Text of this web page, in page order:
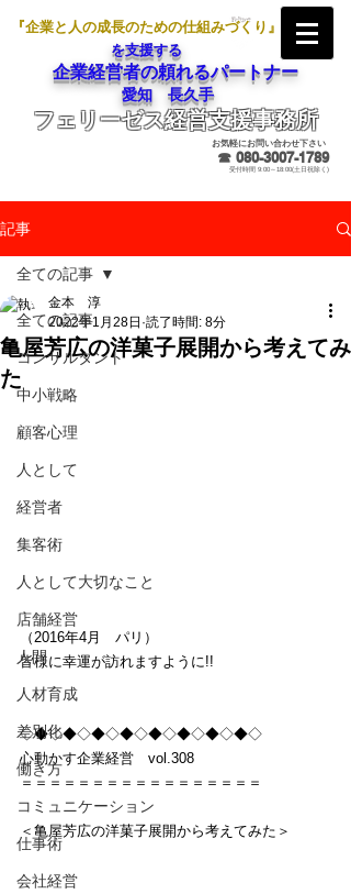
『企業と人の成長のための仕組みづくり』
を支援する
企業経営者の頼れるパートナー
愛知 長久手
フェリーゼス経営支援事務所
お気軽にお問い合わせ下さい
☎ 080-3007-1789
受付時間 9:00～18:00(土日祝除く)
記事
全ての記事
コンサルタント
中小戦略
顧客心理
人として
経営者
集客術
人として大切なこと
店舗経営
人間
人材育成
差別化
働き方
コミュニケーション
仕事術
会社経営
全ての記事
亀屋芳広の洋菓子展開から考えてみ
た
金本 淳
2022年1月28日 読了時間: 8分
（2016年4月　パリ）
皆様に幸運が訪れますように!!
◇◆◇◆◇◆◇◆◇◆◇◆◇◆◇◆◇
心動かす企業経営　vol.308
＝＝＝＝＝＝＝＝＝＝＝＝＝＝＝＝＝
＜亀屋芳広の洋菓子展開から考えてみた＞